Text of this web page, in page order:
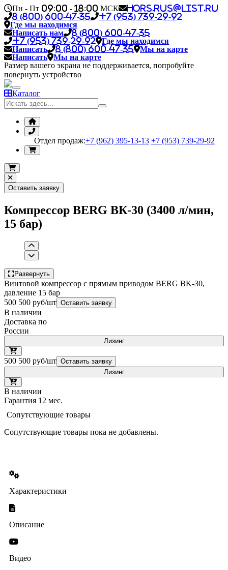
Пн - Пт 09:00 - 18:00 МСК
hors.rus@list.ru
8 (800) 600-47-35
+7 (953) 739-29-92
Где мы находимся
Написать нам
8 (800) 600-47-35
+7 (953) 739-29-92
Где мы находимся
Написать
8 (800) 600-47-35
Мы на карте
Написать
Мы на карте
Размер вашего экрана не поддерживается, попробуйте
повернуть устройство
Каталог
Отдел продаж:+7 (962) 395-13-13 +7 (953) 739-29-92
Оставить заявку
Компрессор BERG ВК-30 (3400 л/мин,
15 бар)
Развернуть
Винтовой компрессор с прямым приводом BERG BK-30,
давление 15 бар
500 500 руб/шт Оставить заявку
В наличии
Доставка по
России
Лизинг
500 500 руб/шт Оставить заявку
Лизинг
В наличии
Гарантия 12 мес.
Сопутствующие товары
Сопутствующие товары пока не добавлены.
Характеристики
Описание
Видео